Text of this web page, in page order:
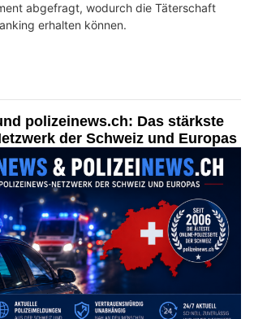
abgefragt, wodurch die Täterschaft
erhalten können.
polizeinews.ch: Das stärkste
der Schweiz und Europas